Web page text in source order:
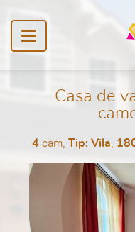
Casa de
4cam, Tip: Vila